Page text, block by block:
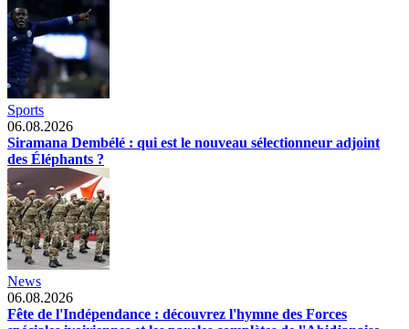
Sports
06.08.2026
Siramana Dembélé : qui est le nouveau sélectionneur adjoint
des Éléphants ?
News
06.08.2026
Fête de l'Indépendance : découvrez l'hymne des Forces